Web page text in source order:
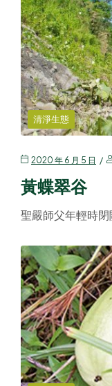
清淨生態
2020 年 6 月 5 日
黃蝶翠谷
聖嚴師父年輕時